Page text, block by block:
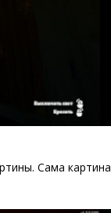
Сама картина